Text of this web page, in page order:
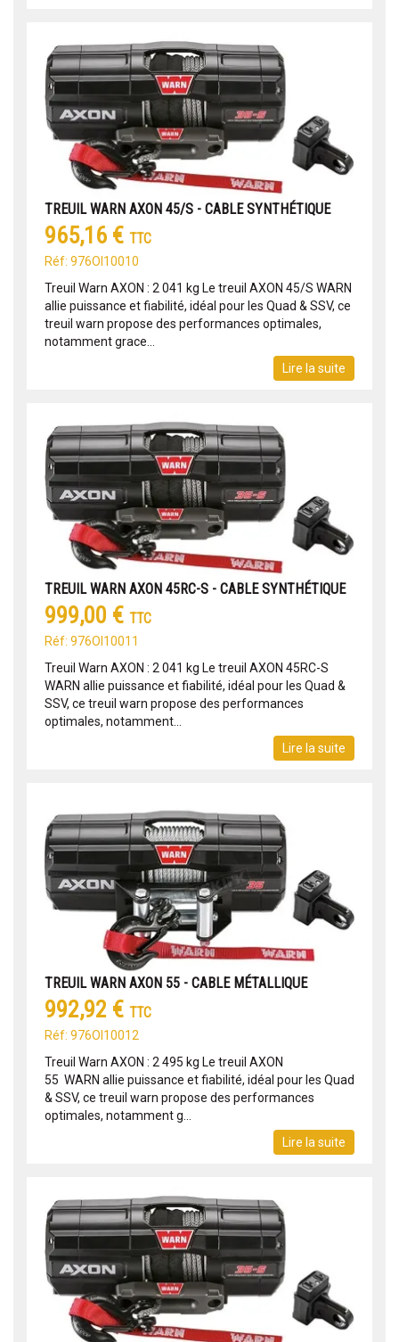
TREUIL WARN AXON 45/S - CABLE SYNTHÉTIQUE
965,16 € TTC
Réf: 976OI10010
Treuil Warn AXON : 2 041 kg Le treuil AXON 45/S WARN
allie puissance et fiabilité, idéal pour les Quad & SSV, ce
treuil warn propose des performances optimales,
notamment grace...
Lire la suite
TREUIL WARN AXON 45RC-S - CABLE SYNTHÉTIQUE
999,00 € TTC
Réf: 976OI10011
Treuil Warn AXON : 2 041 kg Le treuil AXON 45RC-S
WARN allie puissance et fiabilité, idéal pour les Quad &
SSV, ce treuil warn propose des performances
optimales, notamment...
Lire la suite
TREUIL WARN AXON 55 - CABLE MÉTALLIQUE
992,92 € TTC
Réf: 976OI10012
Treuil Warn AXON : 2 495 kg Le treuil AXON
55 WARN allie puissance et fiabilité, idéal pour les Quad
& SSV, ce treuil warn propose des performances
optimales, notamment g...
Lire la suite